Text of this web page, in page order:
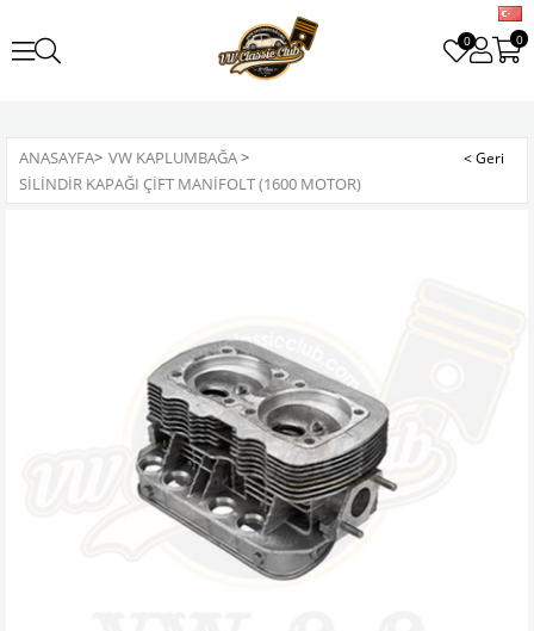
0 0
ANASAYFA> VW KAPLUMBAĞA>
SILINDIR KAPAĞI ÇIFT MANIFOLT (1600 MOTOR)